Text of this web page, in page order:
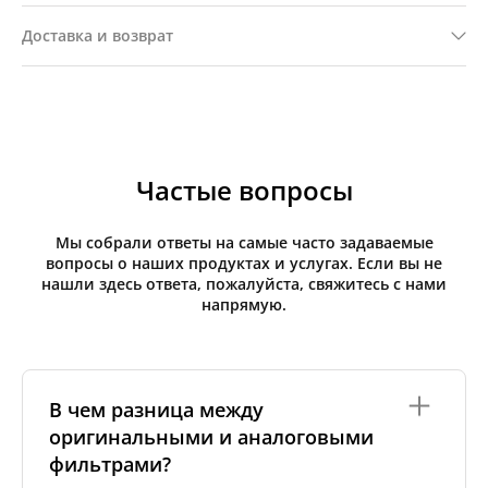
Доставка и возврат
Частые вопросы
Мы собрали ответы на самые часто задаваемые
вопросы о наших продуктах и услугах. Если вы не
нашли здесь ответа, пожалуйста, свяжитесь с нами
напрямую.
В чем разница между
оригинальными и аналоговыми
фильтрами?